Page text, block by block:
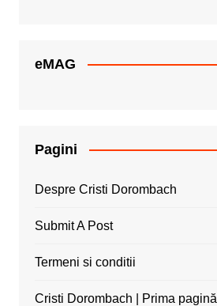
eMAG
Pagini
Despre Cristi Dorombach
Submit A Post
Termeni si conditii
Cristi Dorombach | Prima pagină